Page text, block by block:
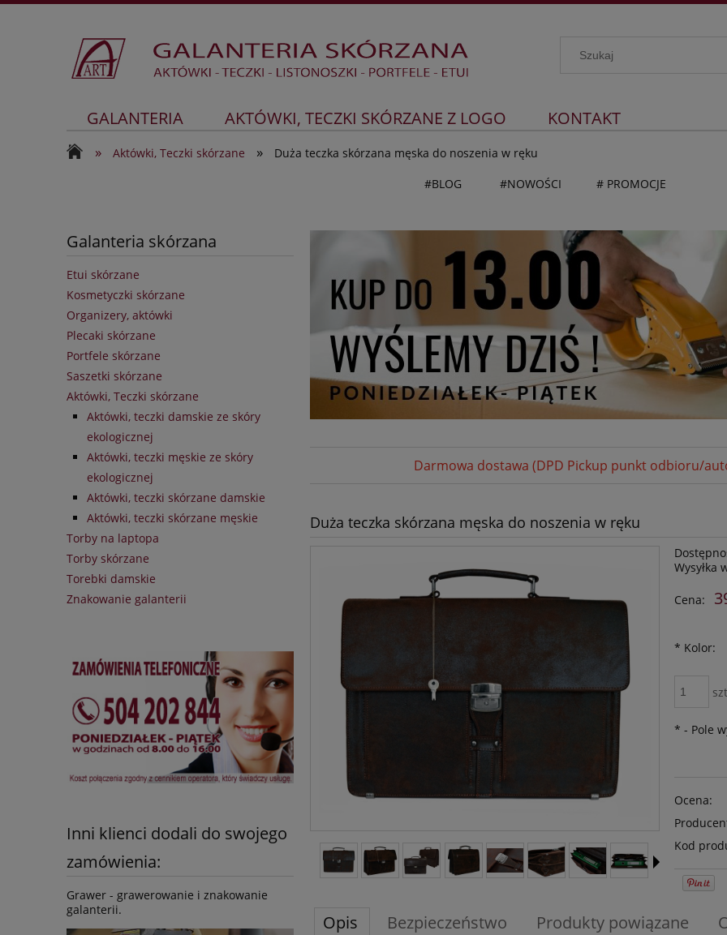
GALANTERIA AKTÓWKI, TECZKI SKÓRZANE Z LOGO KONTAKT
» Aktówki, Teczki skórzane » Duża teczka skórzana męska do noszenia w ręku
#BLOG #NOWOŚCI # PROMOCJE
Galanteria skórzana
Etui skórzane
Kosmetyczki skórzane
Organizery, aktówki
Plecaki skórzane
Portfele skórzane
Saszetki skórzane
Aktówki, Teczki skórzane
Aktówki, teczki damskie ze skóry
ekologicznej
Aktówki, teczki męskie ze skóry
ekologicznej
Aktówki, teczki skórzane damskie
Aktówki, teczki skórzane męskie
Torby na laptopa
Torby skórzane
Torebki damskie
Znakowanie galanterii
Inni klienci dodali do swojego
zamówienia:
Grawer - grawerowanie i znakowanie
galanterii.
Darmowa dostawa (DPD Pickup punkt odbioru/
Duża teczka skórzana męska do noszenia w ręku
Wysyłka
Cena:
* Kolor:
* - Pole
Ocena:
Kod
Opis Bezpieczeństwo Produkty powiązane